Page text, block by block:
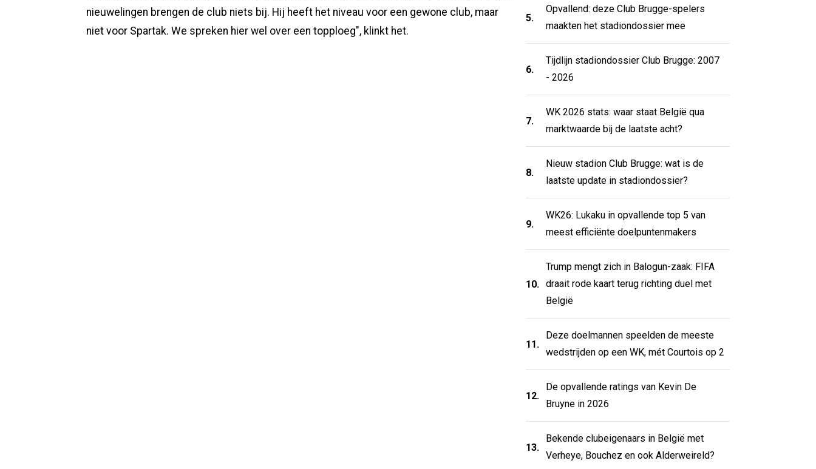
nieuwelingen brengen de club niets bij. Hij heeft het niveau voor een gewone club, maar
niet voor Spartak. We spreken hier wel over een topploeg", klinkt het.
5.
Opvallend: deze Club Brugge-spelers
maakten het stadiondossier mee
6.
Tijdlijn stadiondossier Club Brugge: 2007
- 2026
7.
WK 2026 stats: waar staat België qua
marktwaarde bij de laatste acht?
8.
Nieuw stadion Club Brugge: wat is de
laatste update in stadiondossier?
9.
WK26: Lukaku in opvallende top 5 van
meest efficiënte doelpuntenmakers
10.
Trump mengt zich in Balogun-zaak: FIFA
draait rode kaart terug richting duel met
België
11.
Deze doelmannen speelden de meeste
wedstrijden op een WK, mét Courtois op 2
12.
De opvallende ratings van Kevin De
Bruyne in 2026
13.
Bekende clubeigenaars in België met
Verheye, Bouchez en ook Alderweireld?